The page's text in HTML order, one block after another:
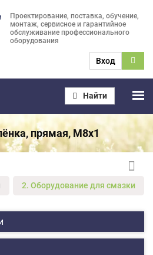
Проектирование, поставка, обучение,
монтаж, сервисное и гарантийное
обслуживание профессионального
оборудования
Вход
Найти
прямая, М8х1
2. Оборудование для смазки